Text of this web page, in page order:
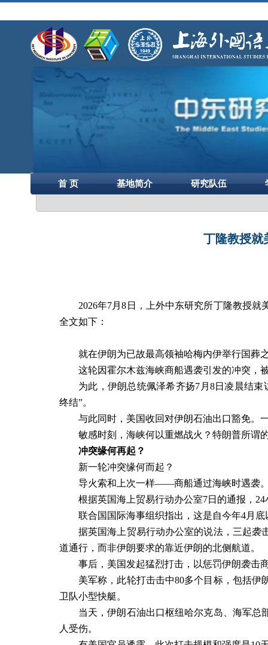
首 页 基地简介 研究队伍
丁隆教授就
2026年7月8 日，上外中东研究所丁隆教授就
全文如下：
就在伊朗为已故最高领袖哈梅内伊举行国葬
这轮因霍尔木兹海峡商船遇袭引发的冲突，
为此，伊朗总统佩泽希齐扬7 月 8日凌晨结束
终结”。
与此同时，美国收回对伊朗石油出口豁免。
敏感时刻，海峡何以重燃战火？特朗普所谓
冲突缘何再起？
新一轮冲突缘何而起？
导火索和上次一样——商船通过海峡时遇袭
根据英国海上贸易行动办公室7日的通报， 24
联合国国际海事组织指出，这是自今年4月
据英国海上贸易行动办公室的说法，三起袭
道通行，而非伊朗要求的靠近伊朗的北侧航道。
事后，美国发起猛烈打击，以惩罚伊朗袭击
美军称，此轮打击击中80多个目标，包括伊
卫队小型快艇。
当天，伊朗石油出口枢纽哈尔克岛、海军总
人受伤。